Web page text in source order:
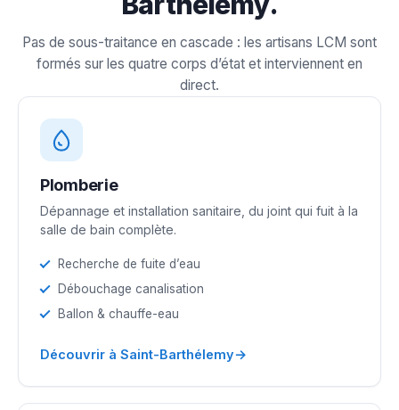
Pas de sous-traitance en cascade : les artisans LCM sont
formés sur les quatre corps d’état et interviennent en
direct.
Plomberie
Dépannage et installation sanitaire, du joint qui fuit à la
salle de bain complète.
Recherche de fuite d’eau
Débouchage canalisation
Ballon & chauffe-eau
Découvrir à Saint-Barthélemy→